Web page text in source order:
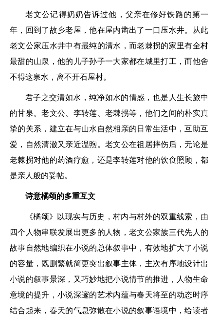
老文公记得奶奶告诉过他，父亲在修好铁路的第一
年，回到了故乡老屋，他在屋内凿出了一口压水井。从此
老文公家压水井中有最纯的清水，而老棘拐的家里有全村
最甜的山泉，他的儿子孙子一大家都在城里打工，而他舍
不得这泉水，离不开石屋村。
君子之交清如水，纯净如水的情感，也是人生长旅中
的甘泉。老文公、李转莲、老棘拐等，他们之间的朴实真
挚的关系，建立在与山水自然相亲的日常生活中，互助互
爱，自然清澈又亲近温煦。老文公在祖居摔伤后，无论是
老棘拐对他的药酒疗愈，还是李转莲对他的饮食照顾，都
是亲人般的妥帖。
诗意橘颂的多重互文
《橘颂》以现实与历史，村内与村外的双重线索，由
四个人物串联发展出更多的人物，老文公家族三代先人的
故事自然地编织在小说的总体叙事中，有效地扩大了小说
的容量，既删繁就简更突出叙事主体，主次有序地设计出
小说的叙事景深，又巧妙地把小说情节的推进，人物生命
意境的提升，小说深邃的艺术内蕴与春天将至的动态时序
结合起来，春天的气息弥散在小说的叙事语境中，给读者